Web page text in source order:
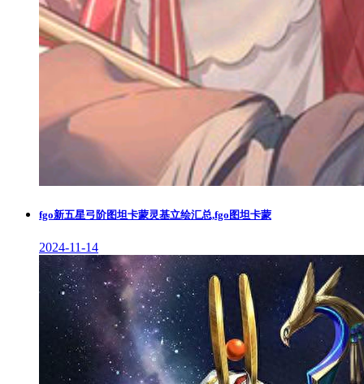
fgo新五星弓阶图坦卡蒙灵基立绘汇总,fgo图坦卡蒙
2024-11-14